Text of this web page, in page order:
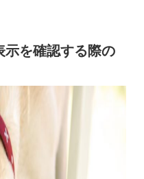
示を確認する際の